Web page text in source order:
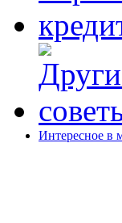
Интересное в